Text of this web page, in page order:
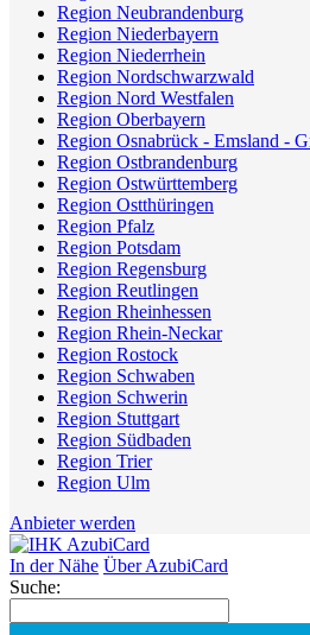
Region Neubrandenburg
Region Niederbayern
Region Niederrhein
Region Nordschwarzwald
Region Nord Westfalen
Region Oberbayern
Region Osnabrück - Emsland -
Region Ostbrandenburg
Region Ostwürttemberg
Region Ostthüringen
Region Pfalz
Region Potsdam
Region Regensburg
Region Reutlingen
Region Rheinhessen
Region Rhein-Neckar
Region Rostock
Region Schwaben
Region Schwerin
Region Stuttgart
Region Südbaden
Region Trier
Region Ulm
Anbieter werden
In der Nähe Über AzubiCard
Suche: